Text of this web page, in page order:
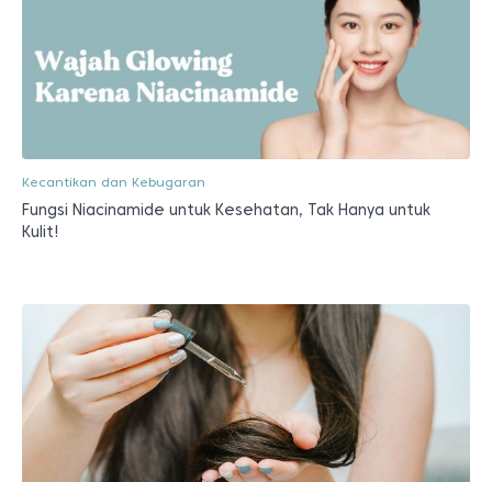
Kecantikan dan Kebugaran
Fungsi Niacinamide untuk Kesehatan, Tak Hanya untuk
Kulit!